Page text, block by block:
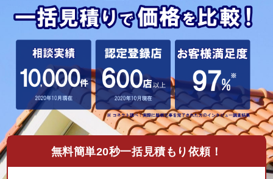
無料簡単20秒一括見積もり依頼！